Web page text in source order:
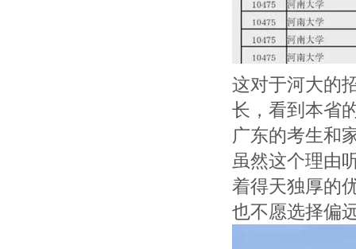
这对于河大的
长，看到本省
广东的考生和
虽然这个理由
着得天独厚的
也不愿选择偏